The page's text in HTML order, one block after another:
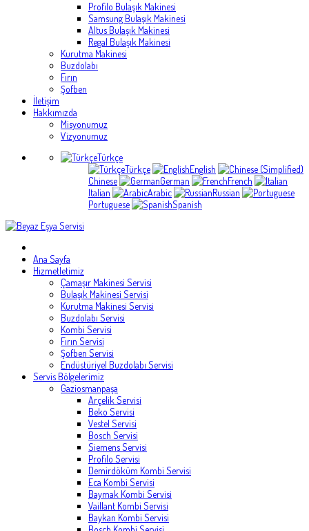
Profilo Bulaşık Makinesi
Samsung Bulaşık Makinesi
Altus Bulaşık Makinesi
Regal Bulaşık Makinesi
Kurutma Makinesi
Buzdolabı
Fırın
Şofben
İletişim
Hakkımızda
Misyonumuz
Vizyonumuz
Türkçe
Türkçe
English
Chinese
German
French
Italian
Arabic
Russian
Portuguese
Spanish
Ana Sayfa
Hizmetletimiz
Çamaşır Makinesi Servisi
Bulaşık Makinesi Servisi
Kurutma Makinesi Servisi
Buzdolabı Servisi
Kombi Servisi
Fırın Servisi
Şofben Servisi
Endüstüriyel Buzdolabı Servisi
Servis Bölgelerimiz
Gaziosmanpaşa
Arçelik Servisi
Beko Servisi
Vestel Servisi
Bosch Servisi
Siemens Servisi
Profilo Servisi
Demirdöküm Kombi Servisi
Eca Kombi Servisi
Baymak Kombi Servisi
Vaillant Kombi Servisi
Baykan Kombi Servisi